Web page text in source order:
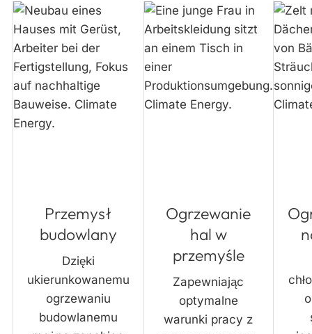
Przemysł
budowlany
Dzięki
ukierunkowanemu
ogrzewaniu
budowlanemu
Ogrzewanie
hal w
przemyśle
Zapewniając
optymalne
warunki pracy z